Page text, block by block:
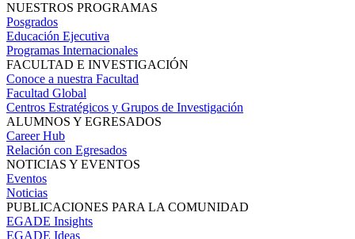
NUESTROS PROGRAMAS
Posgrados
Educación Ejecutiva
Programas Internacionales
FACULTAD E INVESTIGACIÓN
Conoce a nuestra Facultad
Facultad Global
Centros Estratégicos y Grupos de Investigación
ALUMNOS Y EGRESADOS
Career Hub
Relación con Egresados
NOTICIAS Y EVENTOS
Eventos
Noticias
PUBLICACIONES PARA LA COMUNIDAD
EGADE Insights
EGADE Ideas